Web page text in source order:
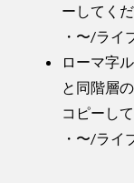
ーしてくだ
・〜/ライ
ローマ字
と同階層
コピーし
・〜/ライ